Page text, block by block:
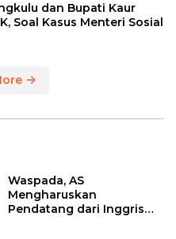
dan Bupati Kaur
Soal Kasus Menteri Sosial
Waspada, AS
Mengharuskan
Pendatang dari Inggris